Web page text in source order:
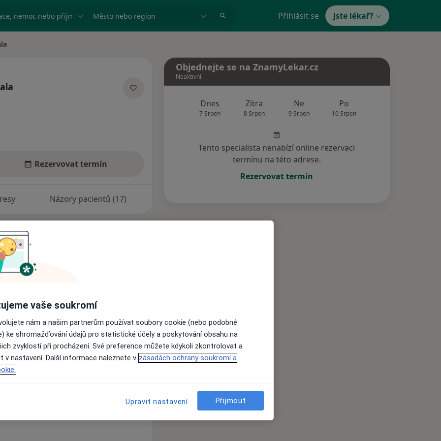
nemoc nebo příjmení Město nebo region Přihlásit se Jste lékař?
Rezervovat termín
Názory pacientů (17)
Objednejte se na ZnamyLekar.cz
Neaktivní
Dnes
7 Srpen
Zítra
8 Srpen
Ne
9 Srpen
Po
10 Srpen
Tento specialista nenabízí online rezervaci
termínu na této adrese.
Rezervovat termín
vaše soukromí
nám a našim partnerům používat soubory cookie (nebo podobné
ke shromažďování údajů pro statistické účely a poskytování obsahu na
zvyklostí při procházení. Své preference můžete kdykoli zkontrolovat a
v nastavení. Další informace naleznete v zásadách ochrany soukromí a
Upravit nastavení Přijmout